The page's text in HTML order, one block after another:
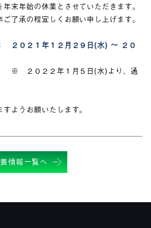
末年始の休業とさせていただきます。
了承の程宜しくお願い申し上げます。
２１年１２月２９日(水) ～ ２０
月５日(水)より、通
ようお願いたします。
情報一覧へ